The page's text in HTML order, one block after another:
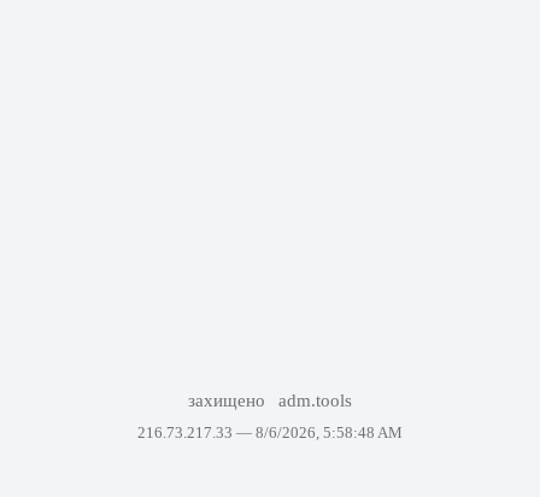
захищено adm.tools
216.73.217.33 — 8/6/2026, 5:58:48 AM